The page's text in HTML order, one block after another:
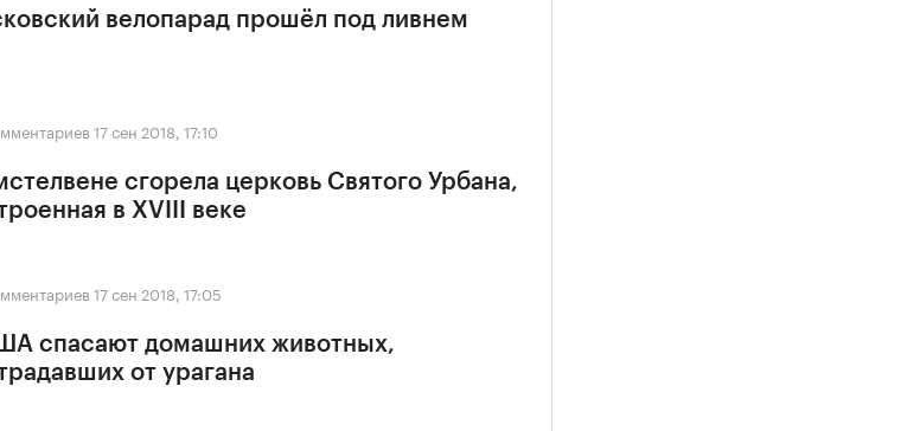
велопарад прошёл под ливнем
17 сен 2018, 17:10
сгорела церковь Святого Урбана,
в XVIII веке
17 сен 2018, 17:05
спасают домашних животных,
от урагана